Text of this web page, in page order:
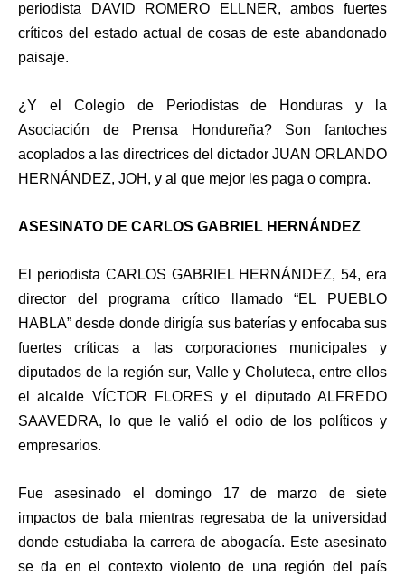
periodista DAVID ROMERO ELLNER, ambos fuertes
críticos del estado actual de cosas de este abandonado
paisaje.
¿Y el Colegio de Periodistas de Honduras y la
Asociación de Prensa Hondureña? Son fantoches
acoplados a las directrices del dictador JUAN ORLANDO
HERNÁNDEZ, JOH, y al que mejor les paga o compra.
ASESINATO DE CARLOS GABRIEL HERNÁNDEZ
El periodista CARLOS GABRIEL HERNÁNDEZ, 54, era
director del programa crítico llamado “EL PUEBLO
HABLA” desde donde dirigía sus baterías y enfocaba sus
fuertes críticas a las corporaciones municipales y
diputados de la región sur, Valle y Choluteca, entre ellos
el alcalde VÍCTOR FLORES y el diputado ALFREDO
SAAVEDRA, lo que le valió el odio de los políticos y
empresarios.
Fue asesinado el domingo 17 de marzo de siete
impactos de bala mientras regresaba de la universidad
donde estudiaba la carrera de abogacía. Este asesinato
se da en el contexto violento de una región del país